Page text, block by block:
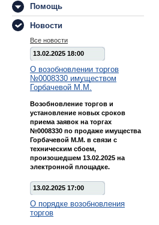
Помощь
Новости
Все новости
13.02.2025 18:00
О возобновлении торгов
№0008330 имуществом
Горбачевой М.М.
Возобновление торгов и
установление новых сроков
приема заявок на торгах
№0008330 по продаже имущества
Горбачевой М.М. в связи с
техническим сбоем,
произошедшем 13.02.2025 на
электронной площадке.
13.02.2025 17:00
О порядке возобновления
торгов